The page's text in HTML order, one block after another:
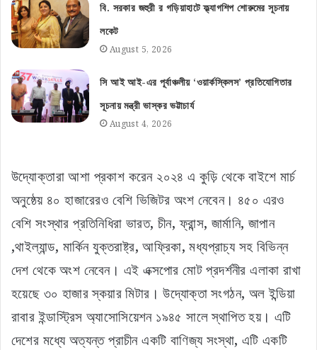
বি. সরকার জহুরী র গড়িয়াহাটে ফ্ল্যাগশিপ শোরুমের সূচনায়
লকেট
August 5, 2026
সি আই আই-এর পূর্বাঞ্চলীয় ‘ওয়ার্কস্কিলস’ প্রতিযোগিতার
সূচনায় মন্ত্রী ভাস্কর ভট্টাচার্য
August 4, 2026
উদ্যোক্তারা আশা প্রকাশ করেন ২০২৪ এ কুড়ি থেকে বাইশে মার্চ
অনুষ্ঠেয় ৪০ হাজারেরও বেশি ভিজিটর অংশ নেবেন। ৪৫০ এরও
বেশি সংস্থার প্রতিনিধিরা ভারত, চীন, ফ্রান্স, জার্মানি, জাপান
,থাইল্যান্ড, মার্কিন যুক্তরাষ্ট্র, আফ্রিকা, মধ্যপ্রাচ্য সহ বিভিন্ন
দেশ থেকে অংশ নেবেন। এই এক্সপোর মোট প্রদর্শনীর এলাকা রাখা
হয়েছে ৩০ হাজার স্কয়ার মিটার। উদ্যোক্তা সংগঠন, অল ইন্ডিয়া
রাবার ইন্ডাস্ট্রিস অ্যাসোসিয়েশন ১৯৪৫ সালে স্থাপিত হয়। এটি
দেশের মধ্যে অত্যন্ত প্রাচীন একটি বাণিজ্য সংস্থা, এটি একটি